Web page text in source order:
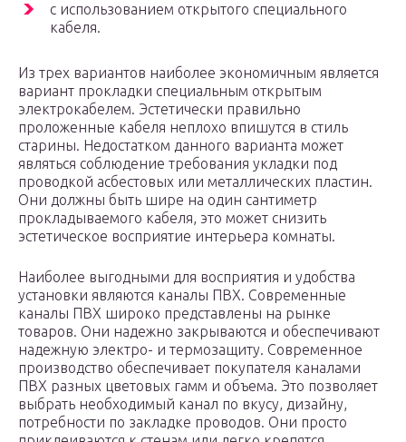
с использованием открытого специального
кабеля.
Из трех вариантов наиболее экономичным является
вариант прокладки специальным открытым
электрокабелем. Эстетически правильно
проложенные кабеля неплохо впишутся в стиль
старины. Недостатком данного варианта может
являться соблюдение требования укладки под
проводкой асбестовых или металлических пластин.
Они должны быть шире на один сантиметр
прокладываемого кабеля, это может снизить
эстетическое восприятие интерьера комнаты.
Наиболее выгодными для восприятия и удобства
установки являются каналы ПВХ. Современные
каналы ПВХ широко представлены на рынке
товаров. Они надежно закрываются и обеспечивают
надежную электро- и термозащиту. Современное
производство обеспечивает покупателя каналами
ПВХ разных цветовых гамм и объема. Это позволяет
выбрать необходимый канал по вкусу, дизайну,
потребности по закладке проводов. Они просто